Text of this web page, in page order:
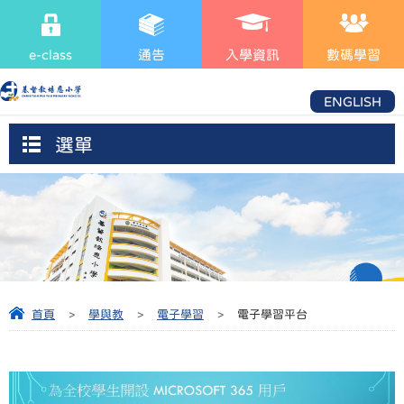
e-class 通告 入學資訊 數碼學習
ENGLISH
選單
首頁 > 學與教 > 電子學習 > 電子學習平台